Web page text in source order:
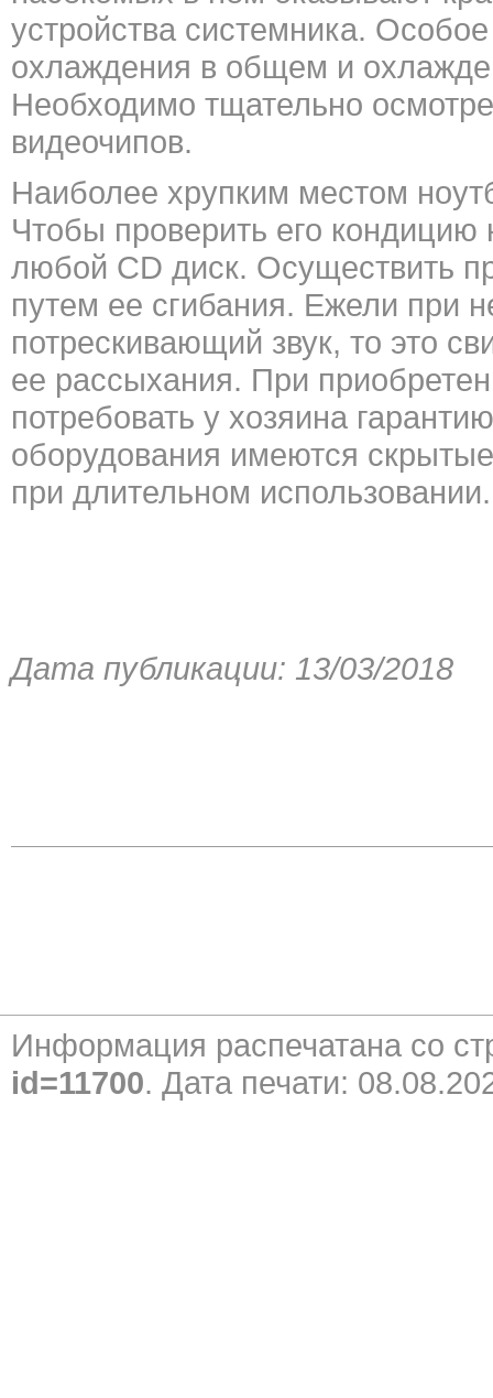
устройства системника.
охлаждения в общем и
Необходимо тщательно
видеочипов.
Наиболее хрупким местом
Чтобы проверить его кондицию
любой CD диск. Осуществить
путем ее сгибания. Ежели при
потрескивающий звук, то это
ее рассыхания. При
потребовать у хозяина
оборудования имеются
при длительном использовании.
Дата публикации: 13/03/2018
Информация распечатана со
id=11700. Дата печати: